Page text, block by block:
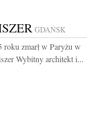
GDAŃSK
zmarł w Paryżu w
Wybitny architekt i...